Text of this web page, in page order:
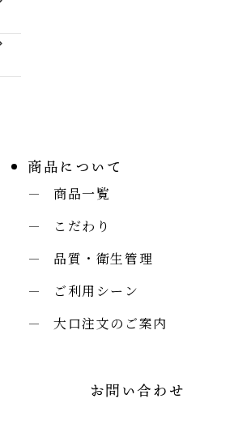
商品について
商品一覧
こだわり
品質・衛生管理
ご利用シーン
大口注文のご案内
お問い合わせ